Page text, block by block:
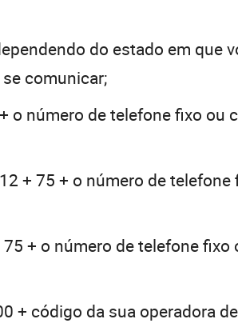
do estado em que
comunicar;
o número de telefone fixo ou
+ 75 + o número de telefone
+ o número de telefone fixo
+ código da sua operadora